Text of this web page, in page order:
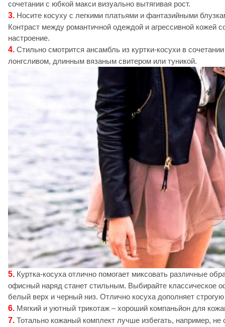
сочетании с юбкой макси визуально вытягивая рост.
3. Носите косуху с легкими платьями и фантазийными
Контраст между романтичной одеждой и агрессивной кожей
настроение.
4. Стильно смотрится ансамбль из куртки-косухи в
лонгсливом, длинным вязаным свитером или туникой.
5. Куртка-косуха отлично помогает миксовать различные
офисный наряд станет стильным. Выбирайте классическое
белый верх и черный низ. Отлично косуха дополняет
6. Мягкий и уютный трикотаж – хороший компаньйон для
7. Тотально кожаный комплект лучше избегать, например, не